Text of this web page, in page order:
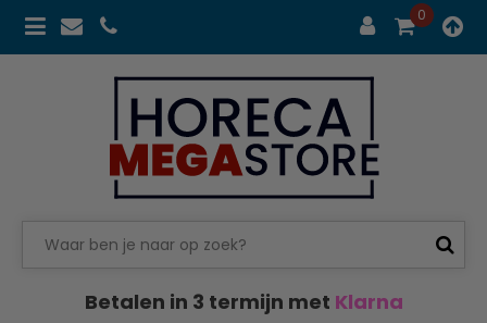
0
Betalen in 3 termijn met Klarna